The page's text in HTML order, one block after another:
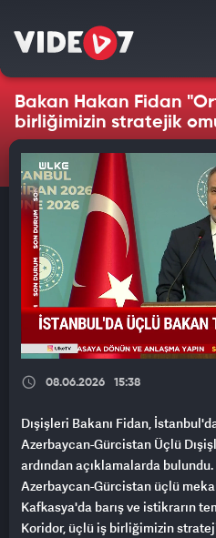
Bakan Hakan Fidan
birliğimizin stratejik
gelmiştir" dedi.
08.06.2026 15:38
Dışişleri Bakanı Fidan,
Azerbaycan-Gürcistan Üçlü
ardından açıklamalarda
Azerbaycan-Gürcistan üçlü
Kafkasya'da barış ve istikrarın
Koridor, üçlü iş birliğimizin